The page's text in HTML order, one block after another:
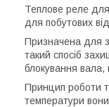
Теплове реле
для побутових
Призначена для
такий спосіб
блокування вала,
Принцип роботи
температури